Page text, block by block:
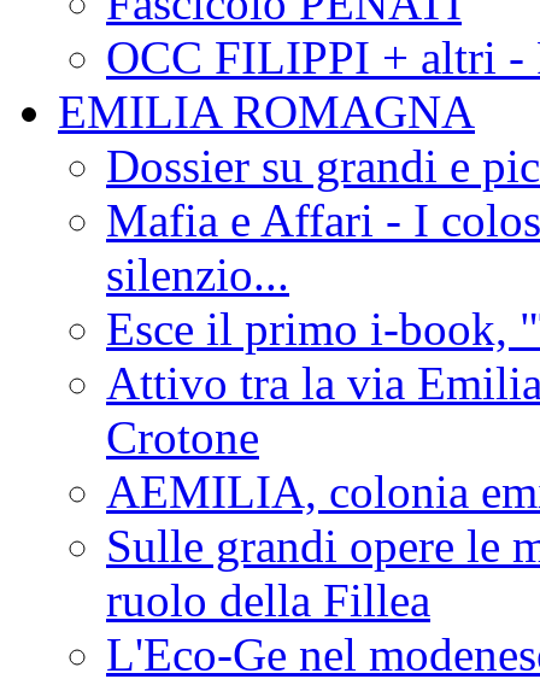
OCC FILIPPI + altri -
EMILIA ROMAGNA
Dossier su grandi e
Mafia e Affari - I
silenzio...
Esce il primo i-book,
Attivo tra la via
Crotone
AEMILIA, colonia
Sulle grandi opere le
ruolo della Fillea
L'Eco-Ge nel